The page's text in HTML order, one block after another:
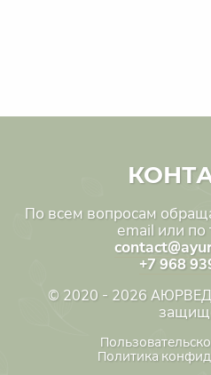
По всем вопросам
email или
+7 968
© 2020 - 2026
Политика